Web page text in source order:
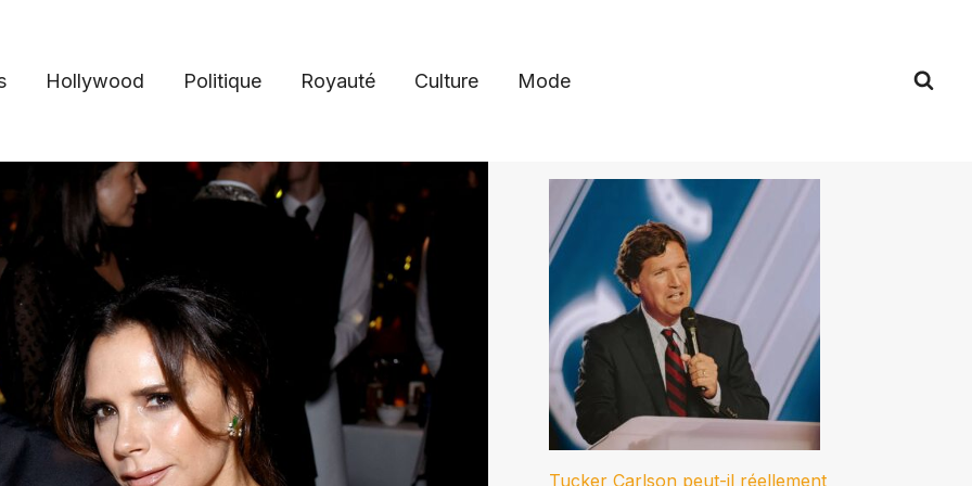
Hollywood Politique Royauté Culture Mode
Tucker Carlson peut-il réellement